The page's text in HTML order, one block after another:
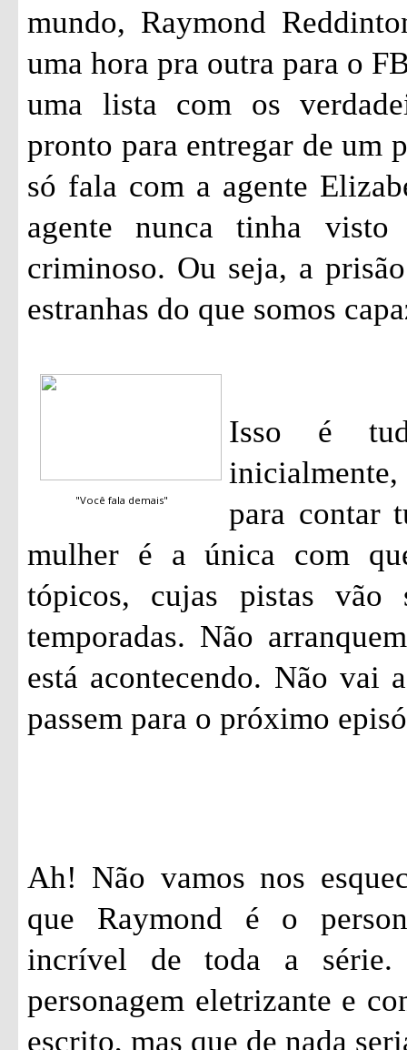
mundo, Raymond
uma hora pra outra para o
uma lista com os
pronto para entregar de um
só fala com a agente
agente nunca tinha
criminoso. Ou seja, a
estranhas do que somos
"Você fala demais"
Isso é
para contar
mulher é a única com
tópicos, cujas pistas vão
temporadas. Não
está acontecendo. Não vai
passem para o próximo
Ah! Não vamos nos
que Raymond é o
incrível de toda a
personagem eletrizante e
escrito, mas que de nada